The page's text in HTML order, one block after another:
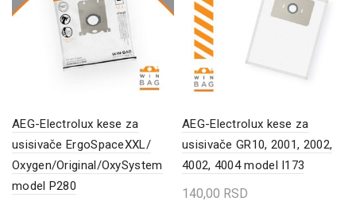
AEG-Electrolux kese za
usisivače ErgoSpaceXXL/
Oxygen/Original/OxySystem
model P280
AEG-Electrolux kese za
usisivače GR10, 2001, 2002,
4002, 4004 model I173
140,00 RSD